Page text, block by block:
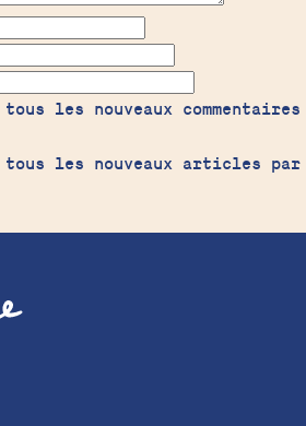
les nouveaux commentaires
tous les nouveaux articles par